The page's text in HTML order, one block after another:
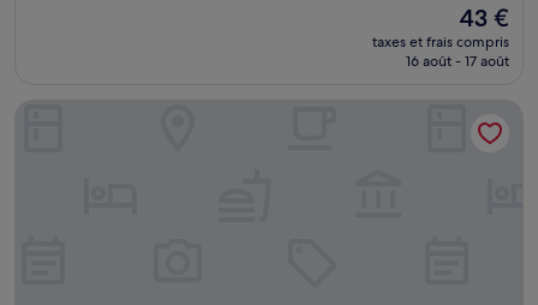
Le
nouveau
prix
43 €
43 €
taxes et frais compris
16 août - 17 août
Sumaré Park Hotel